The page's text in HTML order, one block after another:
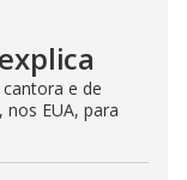
e de
nos EUA, para